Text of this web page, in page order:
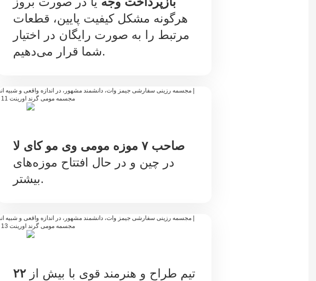
هرگونه مشکل کیفیت پایین، قطعات
مرتبط را به صورت رایگان در اختیار
شما قرار می‌دهیم.
صاحب ۷ موزه مومی وی مو کای لا
در چین و در حال افتتاح موزه‌های
بیشتر.
تیم طراح و هنرمند قوی با بیش از۲۲